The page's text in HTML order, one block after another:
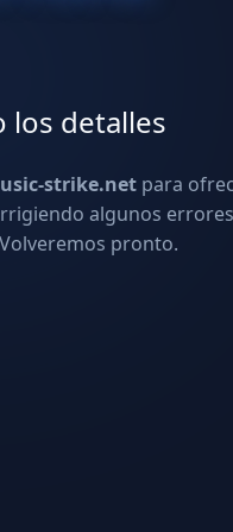
los detalles
strike.net para
algunos
pronto.